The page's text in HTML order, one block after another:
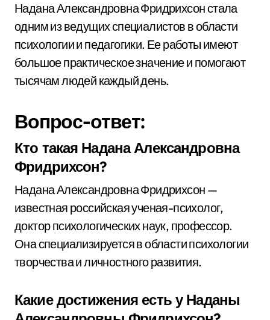
Надана Александровна Фридрихсон стала
одним из ведущих специалистов в области
психологии и педагогики. Ее работы имеют
большое практическое значение и помогают
тысячам людей каждый день.
Вопрос-ответ:
Кто такая Надана Александровна
Фридрихсон?
Надана Александровна Фридрихсон —
известная российская ученая-психолог,
доктор психологических наук, профессор.
Она специализируется в области психологии
творчества и личностного развития.
Какие достижения есть у Наданы